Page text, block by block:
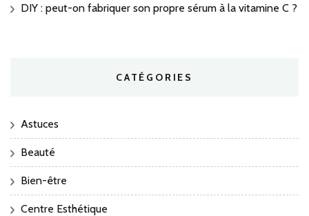
DIY : peut-on fabriquer son propre sérum à la vitamine C ?
CATÉGORIES
Astuces
Beauté
Bien-être
Centre Esthétique